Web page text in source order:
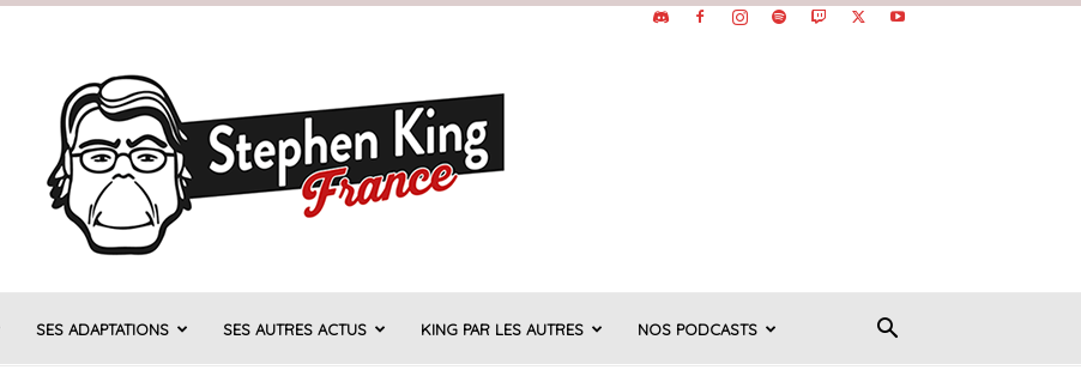
Stephen
SES ADAPTATIONS SES AUTRES ACTUS KING PAR LES AUTRES NOS PODCASTS